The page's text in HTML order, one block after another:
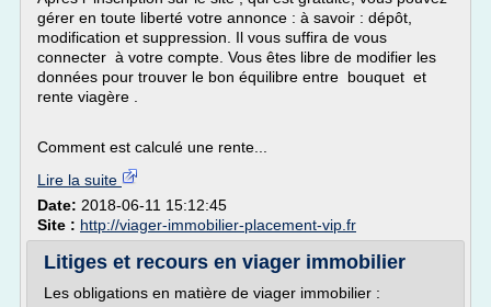
gérer en toute liberté votre annonce : à savoir : dépôt,
modification et suppression. Il vous suffira de vous
connecter à votre compte. Vous êtes libre de modifier les
données pour trouver le bon équilibre entre bouquet et
rente viagère .
Comment est calculé une rente...
Lire la suite
Date: 2018-06-11 15:12:45
Site : http://viager-immobilier-placement-vip.fr
Litiges et recours en viager immobilier
Les obligations en matière de viager immobilier :